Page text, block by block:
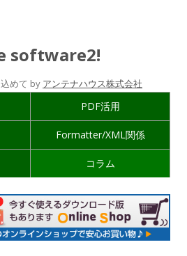
software2!
めて by アンテナハウス株式会社
PDF活用
Formatter/XML関係
コラム